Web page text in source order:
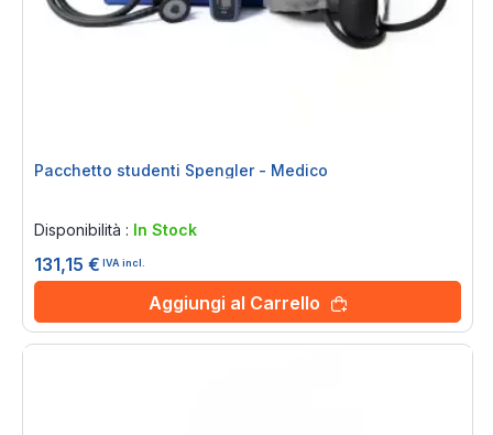
Pacchetto studenti Spengler - Medico
Disponibilità : In Stock
131,15 € IVA incl.
Aggiungi al Carrello